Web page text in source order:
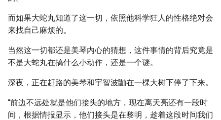
而如果大蛇丸知道了这一切，依照他科学狂人的性格绝对会
来找自己麻烦的。
当然这一切都还是美琴内心的猜想，这件事情的背后究竟是
不是大蛇丸在搞什么小动作，还是一个谜。
深夜，正在赶路的美琴和宇智波鼬在一棵大树下停了下来。
“前边不远处就是他们接头的地方，现在离天亮还有一段时
间，根据情报显示，他们接头是在黎明，趁着这段时间我们